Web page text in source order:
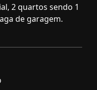
2 quartos sendo 1
de garagem.